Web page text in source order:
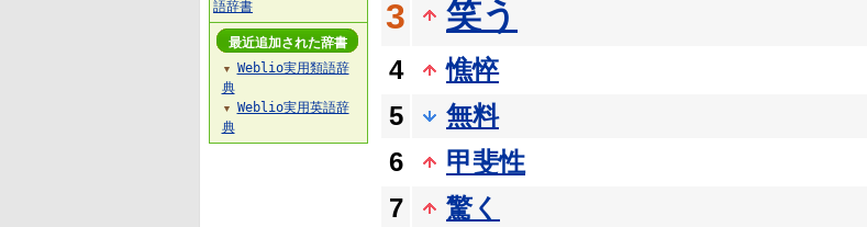
3
笑う
4
憔悴
5
無料
6
甲斐性
7
驚く
語辞書
最近追加された辞書
▼
Weblio実用類語辞
典
▼
Weblio実用英語辞
典